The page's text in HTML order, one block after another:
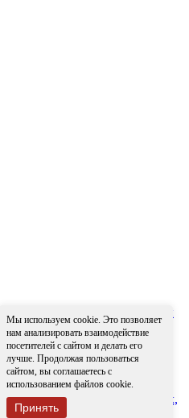
Надзорные органы
для вас»Разработка сайта -
консультация
ул. Суворова, 15
г. Никольск,
Мы используем cookie. Это позволяет
нам анализировать взаимодействие
посетителей с сайтом и делать его
лучше. Продолжая пользоваться
сайтом, вы соглашаетесь с
использованием файлов cookie.
Принять